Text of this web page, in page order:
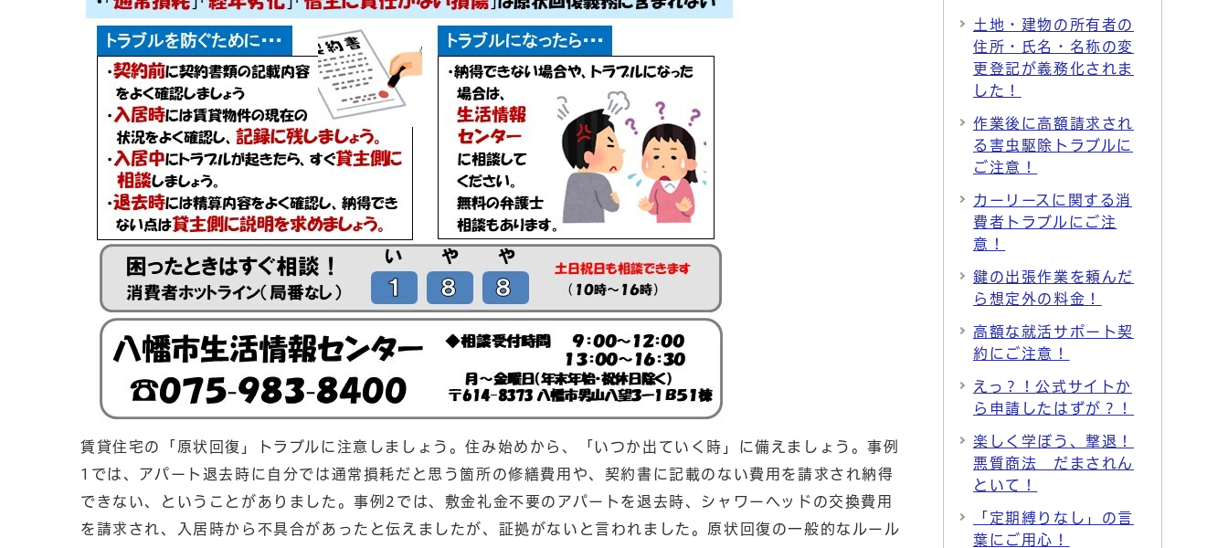
賃貸住宅の「原状回復」トラブルに注意しましょう。住み始めから、「いつか出ていく時」に備えましょう。事例
1では、アパート退去時に自分では通常損耗だと思う箇所の修繕費用や、契約書に記載のない費用を請求され納得
できない、ということがありました。事例2では、敷金礼金不要のアパートを退去時、シャワーヘッドの交換費用
を請求され、入居時から不具合があったと伝えましたが、証拠がないと言われました。原状回復の一般的なルール
土地・建物の所有者の
住所・氏名・名称の変
更登記が義務化されま
した！
作業後に高額請求され
る害虫駆除トラブルに
ご注意！
カーリースに関する消
費者トラブルにご注
意！
鍵の出張作業を頼んだ
ら想定外の料金！
高額な就活サポート契
約にご注意！
えっ？！公式サイトか
ら申請したはずが？！
楽しく学ぼう、撃退！
悪質商法 だまされん
といて！
「定期縛りなし」の言
葉にご用心！